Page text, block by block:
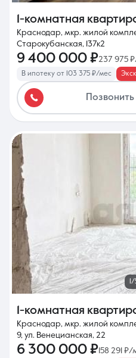
1-комнатная
Краснодар, мкр. жилой
Старокубанская, 137к2
9 400 000 ₽237 975
В ипотеку от 103 375 ₽/мес
Позвонить
1-комнатная
Краснодар, мкр. жилой
9, ул. Венецианская, 22
6 300 000 ₽ 158 291 ₽/